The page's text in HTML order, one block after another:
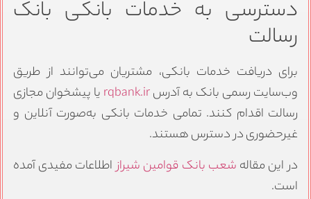
دسترسی به خدمات بانکی بانک
رسالت
برای دریافت خدمات بانکی، مشتریان می‌توانند از طریق
وب‌سایت رسمی بانک به آدرسrqbank.irیا پیشخوان مجازی
رسالت اقدام کنند. تمامی خدمات بانکی به‌صورت آنلاین و
غیرحضوری در دسترس هستند.
در این مقاله شعب بانک قوامین شیرازاطلاعات مفیدی آمده
است.